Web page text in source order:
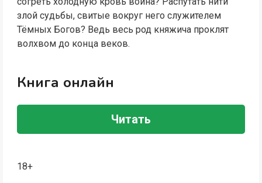
злой судьбы, свитые вокруг него служителем
Тёмных Богов? Ведь весь род княжича проклят
волхвом до конца веков.
Книга онлайн
Читать
18+